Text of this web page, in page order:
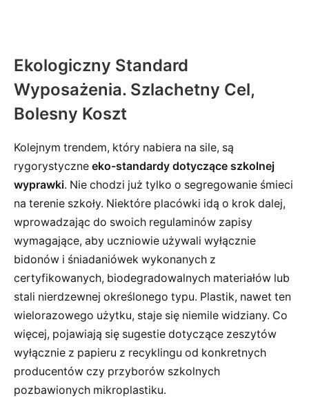
Ekologiczny Standard
Wyposażenia. Szlachetny Cel,
Bolesny Koszt
Kolejnym trendem, który nabiera na sile, są
rygorystyczne eko-standardy dotyczące szkolnej
wyprawki. Nie chodzi już tylko o segregowanie śmieci
na terenie szkoły. Niektóre placówki idą o krok dalej,
wprowadzając do swoich regulaminów zapisy
wymagające, aby uczniowie używali wyłącznie
bidonów i śniadaniówek wykonanych z
certyfikowanych, biodegradowalnych materiałów lub
stali nierdzewnej określonego typu. Plastik, nawet ten
wielorazowego użytku, staje się niemile widziany. Co
więcej, pojawiają się sugestie dotyczące zeszytów
wyłącznie z papieru z recyklingu od konkretnych
producentów czy przyborów szkolnych
pozbawionych mikroplastiku.